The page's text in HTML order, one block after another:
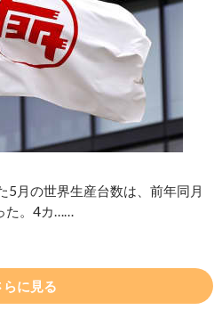
5月の世界生産台数は、前年同月
た。4カ……
らに見る